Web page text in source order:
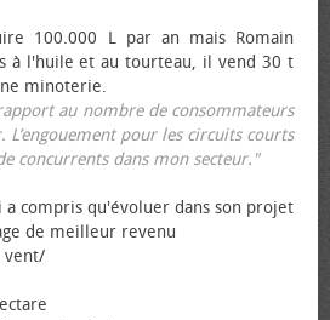
100.000 L par an mais Romain
à l'huile et au tourteau, il vend 30 t
minoterie.
au nombre de consommateurs
pour les circuits courts
concurrents dans mon secteur."
compris qu'évoluer dans son projet
de meilleur revenu
vent/